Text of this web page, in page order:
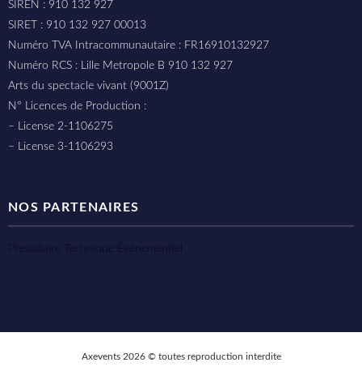
SIREN : 910 132 927
SIRET : 910 132 927 00013
Numéro TVA Intracommunautaire : FR16910132927
Numéro RCS : Lille Metropole B 910 132 927
Arts du spectacle vivant (9001Z)
N° Licences de Production :
– License 2-1106275
– License 3-1106293
NOS PARTENAIRES
Axevents 2026 © toutes reproduction interdite